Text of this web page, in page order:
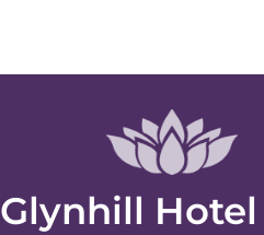
Glynhill Hotel